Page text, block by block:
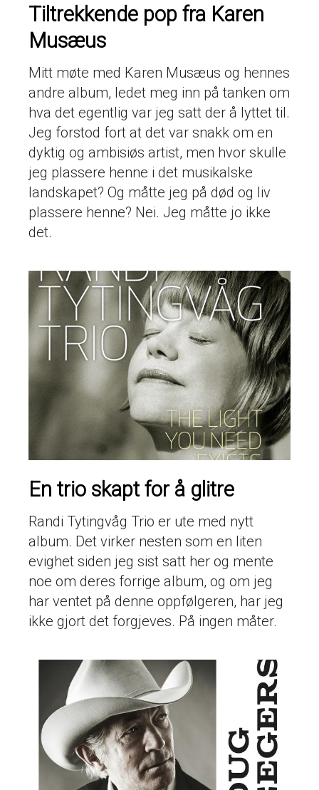
Tiltrekkende pop fra Karen
Musæus
Mitt møte med Karen Musæus og hennes
andre album, ledet meg inn på tanken om
hva det egentlig var jeg satt der å lyttet til.
Jeg forstod fort at det var snakk om en
dyktig og ambisiøs artist, men hvor skulle
jeg plassere henne i det musikalske
landskapet? Og måtte jeg på død og liv
plassere henne? Nei. Jeg måtte jo ikke
det.
En trio skapt for å glitre
Randi Tytingvåg Trio er ute med nytt
album. Det virker nesten som en liten
evighet siden jeg sist satt her og mente
noe om deres forrige album, og om jeg
har ventet på denne oppfølgeren, har jeg
ikke gjort det forgjeves. På ingen måter.